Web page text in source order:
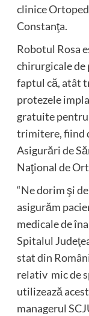
clinice
Constanţa.
Robotul Rosa
chirurgicale de
faptul că, atât
protezele
gratuite pentru
trimitere, fiind
Asigurări de
Naţional de
“Ne dorim şi
asigurăm
medicale de
Spitalul
stat din
relativ mic de
utilizează
managerul